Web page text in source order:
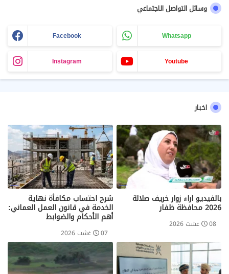
وسائل التواصل الاجتماعي
Facebook Whatsapp
Instagram Youtube
اخبار
بالفيديو اراء زوار خريف صلالة
2026 محافظة ظفار
08 غشت 2026
شرح احتساب مكافأة نهاية
الخدمة في قانون العمل العماني:
أهم الأحكام والضوابط
07 غشت 2026